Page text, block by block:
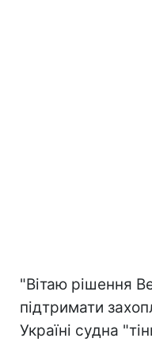
"Вітаю рішення
підтримати
Україні судна